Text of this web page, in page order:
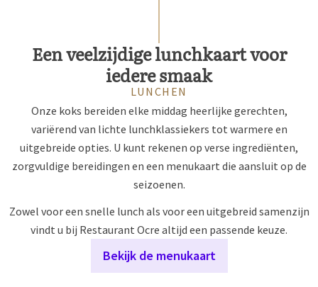
Een veelzijdige lunchkaart voor
iedere smaak
LUNCHEN
Onze koks bereiden elke middag heerlijke gerechten,
variërend van lichte lunchklassiekers tot warmere en
uitgebreide opties. U kunt rekenen op verse ingrediënten,
zorgvuldige bereidingen en een menukaart die aansluit op de
seizoenen.
Zowel voor een snelle lunch als voor een uitgebreid samenzijn
vindt u bij Restaurant Ocre altijd een passende keuze.
Bekijk de menukaart